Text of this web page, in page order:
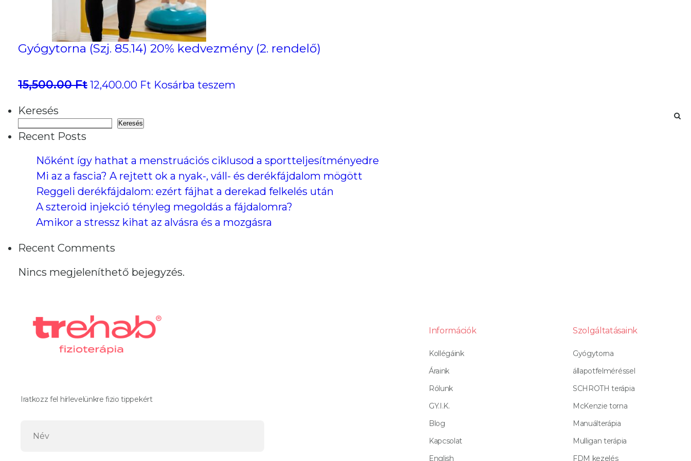
Gyógytorna (Szj. 85.14) 20% kedvezmény (2. rendelő)
15,500.00Ft Original
15,500.00 Ft.
12,400.00 Ft Current
Kosárba teszem
Keresés
Keresés
Recent Posts
Nőként így hathat a menstruációs ciklusod a sportteljesítményedre
Mi az a fascia? A rejtett ok a nyak-, váll- és derékfájdalom mögött
Reggeli derékfájdalom: ezért fájhat a derekad felkelés után
A szteroid injekció tényleg megoldás a fájdalomra?
Amikor a stressz kihat az alvásra és a mozgásra
Recent Comments
Nincs megjeleníthető bejegyzés.
Iratkozz fel hírlevelünkre fizio tippekért
Információk
Kollégáink
Áraink
Rólunk
GY.I.K.
Blog
Kapcsolat
English
Szolgáltatásaink
Gyógytorna
állapotfelméréssel
SCHROTH terápia
McKenzie torna
Manuálterápia
Mulligan terápia
FDM kezelés